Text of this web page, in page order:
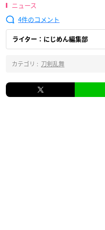
ニュース
4
ライター：にじめん編集部
カテゴリ : 刀剣乱舞